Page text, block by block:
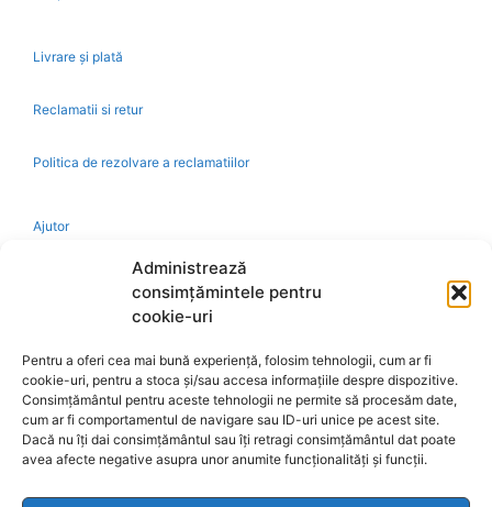
Administrează
consimțămintele pentru
cookie-uri
Pentru a oferi cea mai bună experiență, folosim tehnologii, cum ar fi
cookie-uri, pentru a stoca și/sau accesa informațiile despre dispozitive.
Consimțământul pentru aceste tehnologii ne permite să procesăm date,
cum ar fi comportamentul de navigare sau ID-uri unice pe acest site.
Dacă nu îți dai consimțământul sau îți retragi consimțământul dat poate
avea afecte negative asupra unor anumite funcționalități și funcții.
Livrare și plată
Reclamatii si retur
Politica de rezolvare a reclamatiilor
Ajutor
Retragere din contract
A.N.P.C.